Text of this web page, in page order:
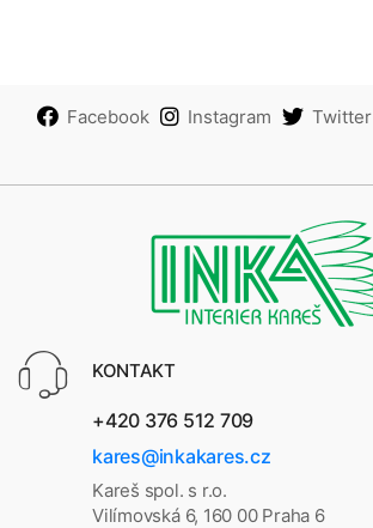
Facebook Instagram Twitter
KONTAKT
+420 376 512 709
kares@inkakares.cz
Kareš spol. s r.o.
Vilímovská 6, 160 00 Praha 6